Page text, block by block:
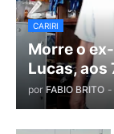
CARIRI
Morre o
Lucas, aos
por FABIO BRITO -